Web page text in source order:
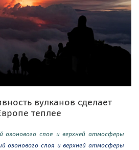
вулканов сделает
теплее
озонового слоя и верхней атмосферы
озонового слоя и верхней атмосферы